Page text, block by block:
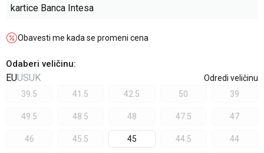
kartice Banca Intesa
Obavesti me kada se promeni cena
Odaberi veličinu:
EUUSUK
Odredi veličinu
39.5
41.5 42.5 50 39
49.5 48.5 48 47.5 47
46 45.5 45 44.5 44